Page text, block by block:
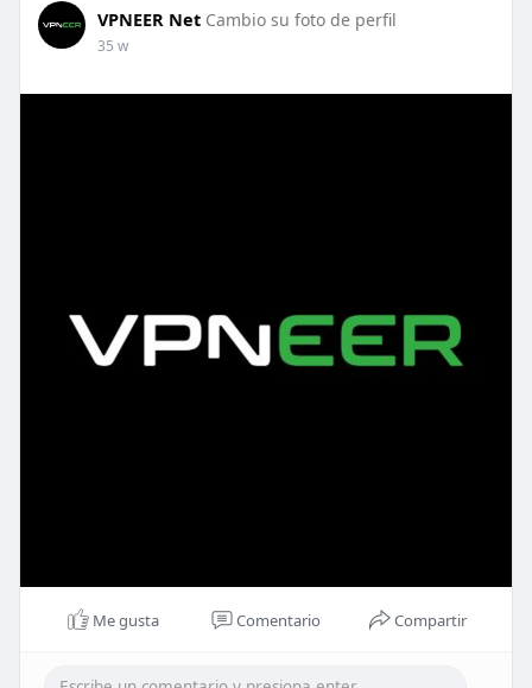
VPNEER Net Cambio su foto de perfil
35 w
Me gusta Comentario Compartir